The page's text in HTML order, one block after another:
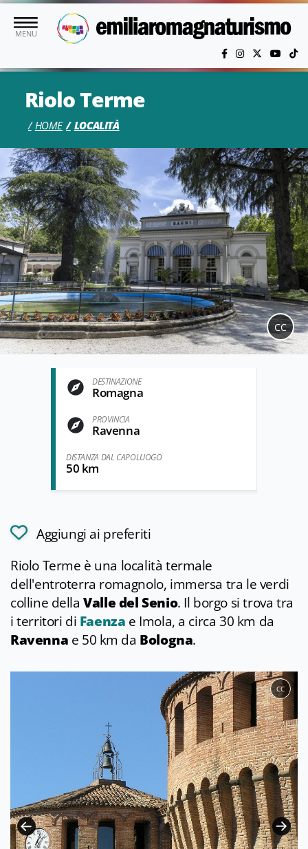
Vai al contenuto principale
MENU
Riolo Terme
HOME LOCALITÀ
CC
DESTINAZIONE
Romagna
PROVINCIA
Ravenna
DISTANZA DAL CAPOLUOGO
50 km
Aggiungi ai preferiti
Riolo Terme è una località termale
dell'entroterra romagnolo, immersa tra le verdi
colline dellaValle del Senio. Il borgo si trova tra
i territori di Faenza e Imola, a circa 30 km da
Ravenna e 50 km da Bologna.
CC